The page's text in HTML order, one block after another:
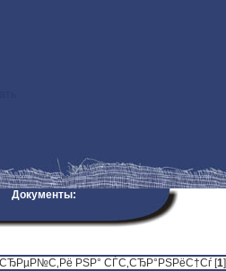
Документы:
РЅР° СЃС‚СЂР°РЅРёС†Сѓ [1]